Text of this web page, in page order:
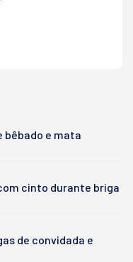
bêbado e mata
cinto durante briga
de convidada e